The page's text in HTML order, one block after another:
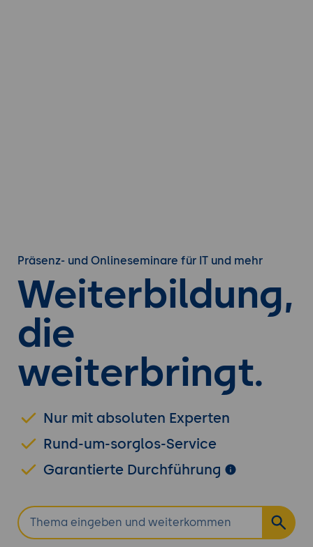
Präsenz- und Onlineseminare für IT und mehr
Weiterbildung,
die
weiterbringt.
Nur mit absoluten Experten
Rund-um-sorglos-Service
Garantierte Durchführung